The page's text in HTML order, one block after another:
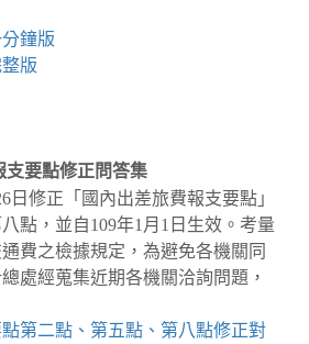
鐘版
版
支要點修正問答集
日修正「國內出差旅費報支要點」
點，並自109年1月1日生效。考量
費之檢據規定，為避免各機關同
處經蒐集近期各機關洽詢問題，
第二點、第五點、第八點修正對